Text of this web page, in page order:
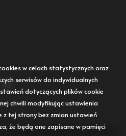
Facebook
w celach statystycznych oraz
serwisów do indywidualnych
dotyczących plików cookie
chwili modyfikując ustawienia
z tej strony bez zmian ustawień
że będą one zapisane w pamięci